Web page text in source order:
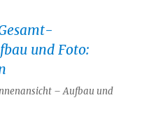
– Aufbau und